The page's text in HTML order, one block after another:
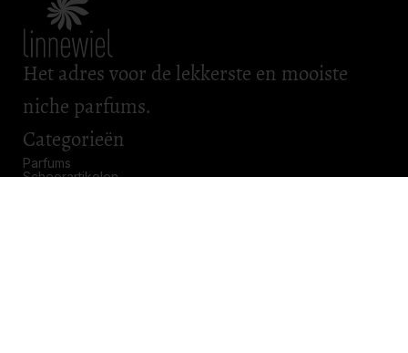
Het adres voor de lekkerste en mooiste
niche parfums.
Categorieën
Parfums
Scheerartikelen